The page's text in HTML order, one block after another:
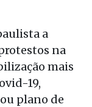
a
na
mais
19,
plano de